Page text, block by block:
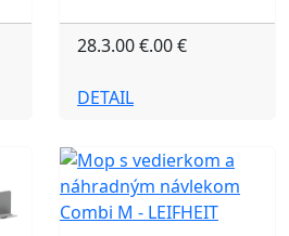
28.3.00 €.00 €
DETAIL